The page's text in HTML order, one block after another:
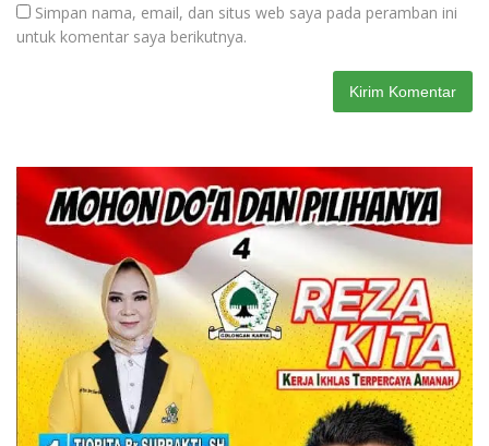
Simpan nama, email, dan situs web saya pada peramban ini
untuk komentar saya berikutnya.